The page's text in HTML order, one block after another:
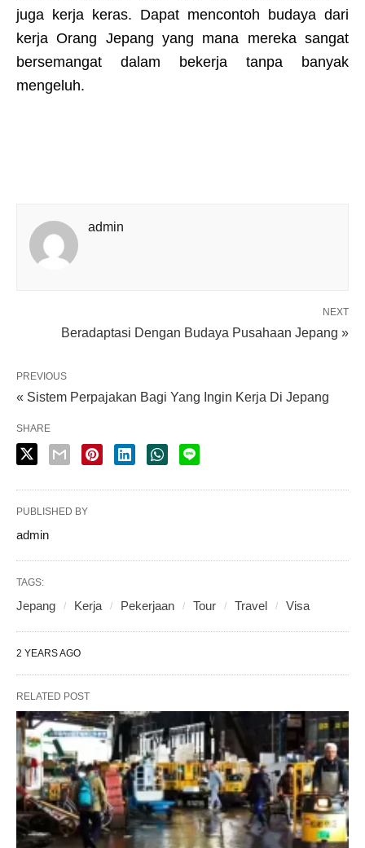
juga kerja keras. Dapat mencontoh budaya dari
kerja Orang Jepang yang mana mereka sangat
bersemangat dalam bekerja tanpa banyak
mengeluh.
admin
NEXT
Beradaptasi Dengan Budaya Pusahaan Jepang »
PREVIOUS
« Sistem Perpajakan Bagi Yang Ingin Kerja Di Jepang
SHARE
PUBLISHED BY
admin
TAGS:
Jepang Kerja Pekerjaan Tour Travel Visa
2 YEARS AGO
RELATED POST